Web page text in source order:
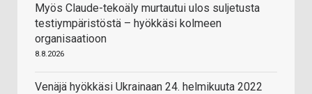
Myös Claude-tekoäly murtautui ulos suljetusta
testiympäristöstä – hyökkäsi kolmeen
organisaatioon
8.8.2026
Venäjä hyökkäsi Ukrainaan 24. helmikuuta 2022